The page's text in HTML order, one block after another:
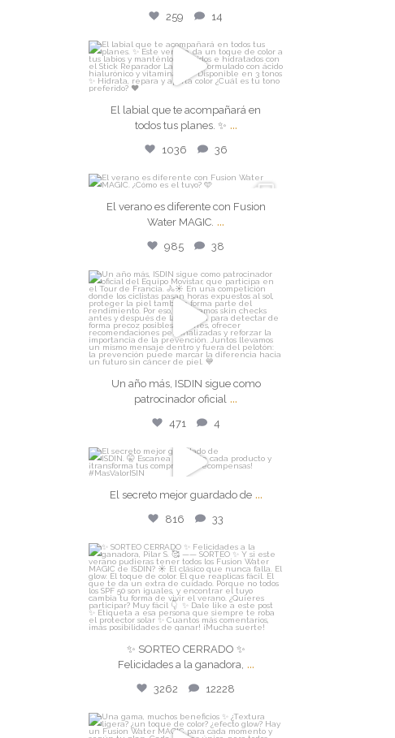
259 14
isdin
El labial que te acompañará en
todos tus planes. ✨...
Jul 28
El labial que te acompañará en
todos tus planes. ✨ ...
1036 36
isdin
El verano es diferente con
Fusion Water MAGIC.
Jul 27
985 38
El verano es diferente con Fusion
Water MAGIC. ...
985 38
isdin
Un año más, ISDIN sigue como
patrocinador oficial...
Jul 24
471 4
Un año más, ISDIN sigue como
patrocinador oficial ...
471 4
isdin
El secreto mejor guardado de
816 33
El secreto mejor guardado de ...
816 33
isdin
✨ SORTEO CERRADO ✨
Felicidades a la ganadora,...
Jul 21
✨ SORTEO CERRADO ✨
Felicidades a la ganadora, ...
3262 12228
isdin